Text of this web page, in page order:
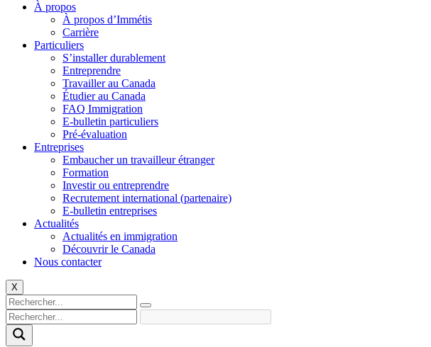
À propos
À propos d’Immétis
Carrière
Particuliers
S’installer durablement
Entreprendre
Travailler au Canada
Étudier au Canada
FAQ Immigration
E-bulletin particuliers
Pré-évaluation
Entreprises
Embaucher un travailleur étranger
Formation
Investir ou entreprendre
Recrutement international (partenaire)
E-bulletin entreprises
Actualités
Actualités en immigration
Découvrir le Canada
Nous contacter
X